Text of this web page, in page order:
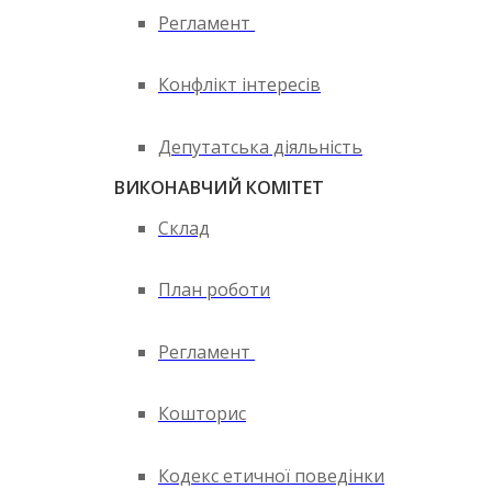
Регламент
Конфлікт інтересів
Депутатська діяльність
ВИКОНАВЧИЙ КОМІТЕТ
Склад
План роботи
Регламент
Кошторис
Кодекс етичної поведінки